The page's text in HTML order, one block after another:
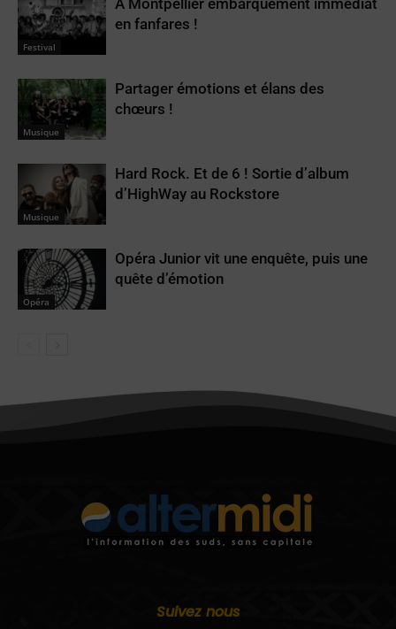
Festival
en fanfares !
Musique
Partager émotions et élans des
chœurs !
Musique
Hard Rock. Et de 6 ! Sortie d’album
d’HighWay au Rockstore
Opéra
Opéra Junior vit une enquête, puis une
quête d’émotion
Suivez nous